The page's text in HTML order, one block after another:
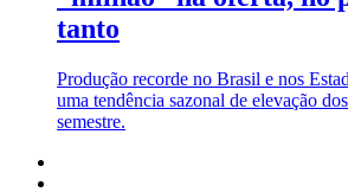
tanto
Produção recorde no Brasil e nos
uma tendência sazonal de elevação
semestre.